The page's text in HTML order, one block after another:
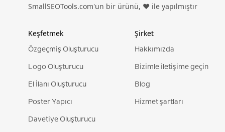
SmallSEOTools.com'un bir ürünü, ❤️ ile yapılmıştır
Keşfetmek
Özgeçmiş Oluşturucu
Logo Oluşturucu
El İlanı Oluşturucu
Poster Yapıcı
Davetiye Oluşturucu
Şirket
Hakkımızda
Bizimle iletişime geçin
Blog
Hizmet şartları